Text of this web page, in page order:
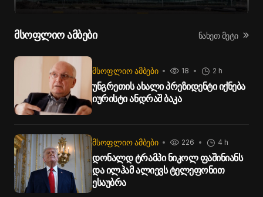
მსოფლიო ამბები ნახეთ მეტი
ᲛᲡᲝᲤᲚᲘᲝ ᲐᲛᲑᲔᲑᲘ 18 2 h
უნგრეთის ახალი პრეზიდენტი იქნება
იურისტი ანდრაშ ბაკა
ᲛᲡᲝᲤᲚᲘᲝ ᲐᲛᲑᲔᲑᲘ 226 4 h
დონალდ ტრამპი ნიკოლ ფაშინიანს
და ილჰამ ალიევს ტელეფონით
ესაუბრა